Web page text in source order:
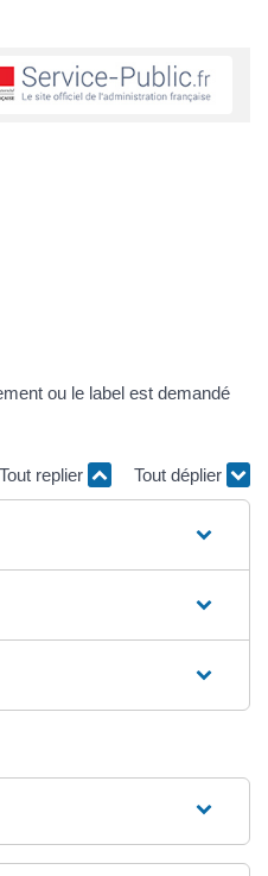
ou le label est demandé
Tout replier Tout déplier